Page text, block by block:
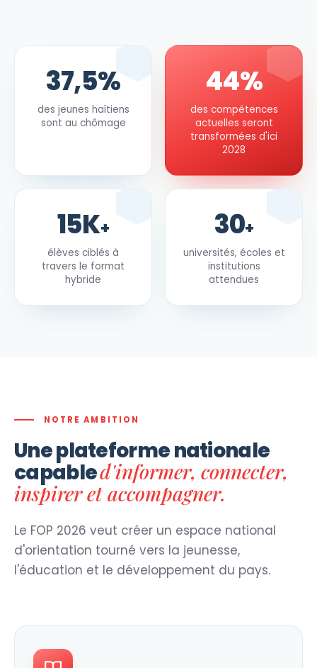
37,5%
des jeunes haïtiens
sont au chômage
44%
des compétences
actuelles seront
transformées d'ici
2028
15K+
élèves ciblés à
travers le format
hybride
30+
universités, écoles et
institutions
attendues
NOTRE AMBITION
Une plateforme nationale
capabled'informer, connecter,
inspirer et accompagner.
Le FOP 2026 veut créer un espace national
d'orientation tourné vers la jeunesse,
l'éducation et le développement du pays.